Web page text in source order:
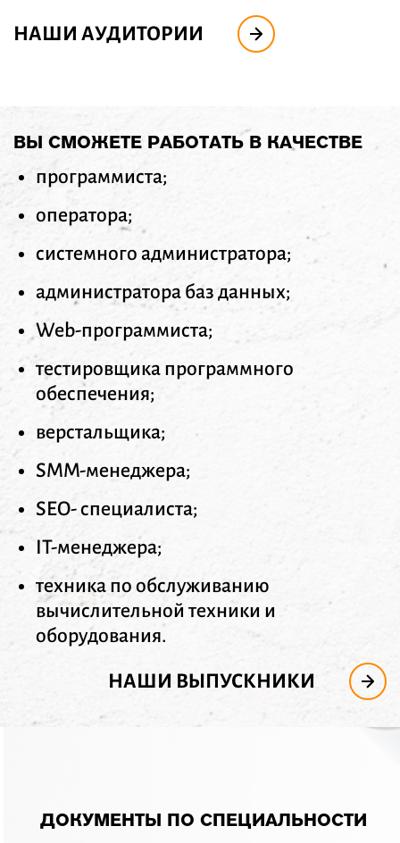
НАШИ АУДИТОРИИ
ВЫ СМОЖЕТЕ РАБОТАТЬ В КАЧЕСТВЕ
программиста;
оператора;
системного администратора;
администратора баз данных;
Web-программиста;
тестировщика программного
обеспечения;
верстальщика;
SMM-менеджера;
SEO- специалиста;
IT-менеджера;
техника по обслуживанию
вычислительной техники и
оборудования.
НАШИ ВЫПУСКНИКИ
ДОКУМЕНТЫ ПО СПЕЦИАЛЬНОСТИ